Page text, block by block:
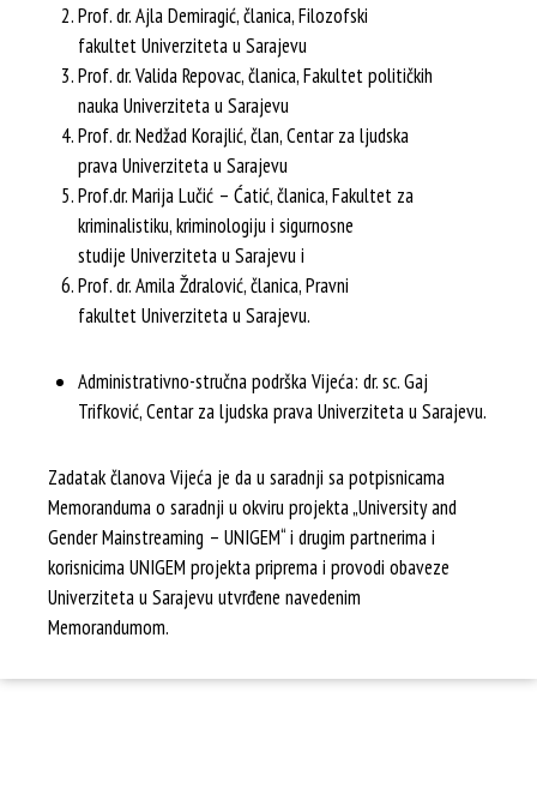
Prof. dr. Ajla Demiragić, članica, Filozofski
fakultet Univerziteta u Sarajevu
Prof. dr. Valida Repovac, članica, Fakultet političkih
nauka Univerziteta u Sarajevu
Prof. dr. Nedžad Korajlić, član, Centar za ljudska
prava Univerziteta u Sarajevu
Prof.dr. Marija Lučić – Ćatić, članica, Fakultet za
kriminalistiku, kriminologiju i sigurnosne
studije Univerziteta u Sarajevu i
Prof. dr. Amila Ždralović, članica, Pravni
fakultet Univerziteta u Sarajevu.
Administrativno-stručna podrška Vijeća: dr. sc. Gaj
Trifković, Centar za ljudska prava Univerziteta u Sarajevu.
Zadatak članova Vijeća je da u saradnji sa potpisnicama
Memoranduma o saradnji u okviru projekta „University and
Gender Mainstreaming – UNIGEM“ i drugim partnerima i
korisnicima UNIGEM projekta priprema i provodi obaveze
Univerziteta u Sarajevu utvrđene navedenim
Memorandumom.